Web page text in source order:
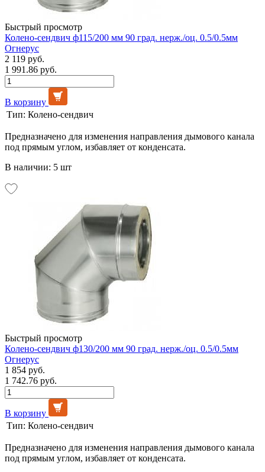
Быстрый просмотр
Колено-сендвич ф115/200 мм 90 град. нерж./оц. 0.5/0.5мм
Огнерус
2 119 руб.
1 991.86 руб.
В корзину
Тип: Колено-сендвич
Предназначено для изменения направления дымового канала
под прямым углом, избавляет от конденсата.
В наличии: 5 шт
Быстрый просмотр
Колено-сендвич ф130/200 мм 90 град. нерж./оц. 0.5/0.5мм
Огнерус
1 854 руб.
1 742.76 руб.
В корзину
Тип: Колено-сендвич
Предназначено для изменения направления дымового канала
под прямым углом, избавляет от конденсата.